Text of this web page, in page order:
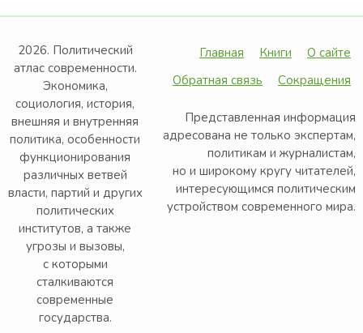
2026. Политический
атлас современности.
Экономика,
социология, история,
внешняя и внутренняя
политика, особенности
функционирования
различных ветвей
власти, партий и других
политических
институтов, а также
угрозы и вызовы,
с которыми
сталкиваются
современные
государства.
Главная Книги
О сайте
Обратная связь
Сокращения
Представленная информация
адресована не только экспертам,
политикам и журналистам,
но и широкому кругу читателей,
интересующимся политическим
устройством современного мира.